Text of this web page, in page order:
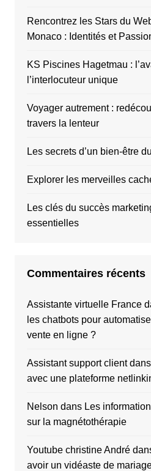
Rencontrez les Stars du
Monaco : Identités et
KS Piscines Hagetmau :
l’interlocuteur unique
Voyager autrement :
travers la lenteur
Les secrets d’un bien-être
Explorer les merveilles
Les clés du succès
essentielles
Commentaires récents
Assistante virtuelle France
les chatbots pour
vente en ligne ?
Assistant support clientdans
avec une plateforme
Nelson dans Les
sur la magnétothérapie
Youtube christine André
avoir un vidéaste de